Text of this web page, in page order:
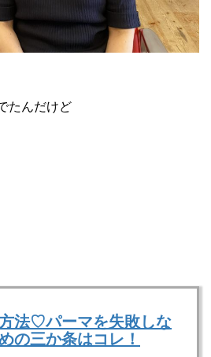
たんだけど
法♡パーマを失敗しな
の三か条はコレ！